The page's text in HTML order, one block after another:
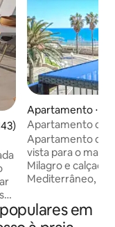
avaliação média de
Apartamento ⋅
Apartamento
ao lado da Rambla.
Apartamento de
vista para o mar.
Milagro e
Mediterrâneo, da
(APENAS 10
PORT AVENTURA!) A melhor
em